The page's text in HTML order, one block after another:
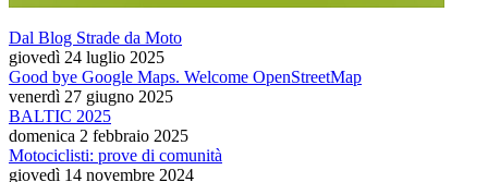
Dal Blog Strade da Moto
giovedì 24 luglio 2025
Good bye Google Maps. Welcome OpenStreetMap
venerdì 27 giugno 2025
BALTIC 2025
domenica 2 febbraio 2025
Motociclisti: prove di comunità
giovedì 14 novembre 2024